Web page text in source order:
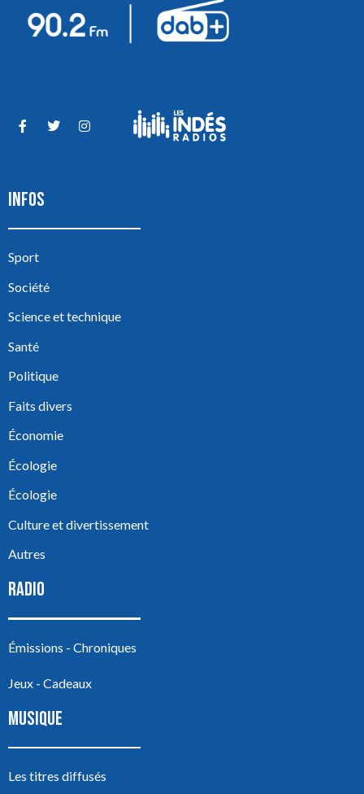
INFOS
Sport
Société
Science et technique
Santé
Politique
Faits divers
Économie
Écologie
Écologie
Culture et divertissement
Autres
RADIO
Émissions - Chroniques
Jeux - Cadeaux
MUSIQUE
Les titres diffusés